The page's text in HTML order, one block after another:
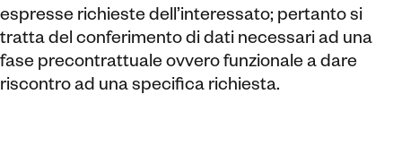
espresse richieste dell’interessato; pertanto si
tratta del conferimento di dati necessari ad una
fase precontrattuale ovvero funzionale a dare
riscontro ad una specifica richiesta.